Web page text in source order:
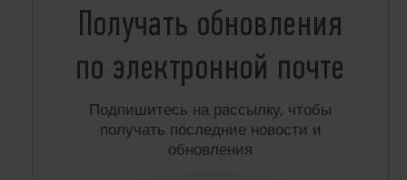
Получать обновления
по электронной почте
Подпишитесь на рассылку, чтобы
получать последние новости и
обновления